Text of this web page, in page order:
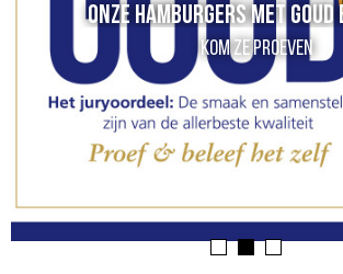
Onze hamburgers met GOUD
Kom ze proeven